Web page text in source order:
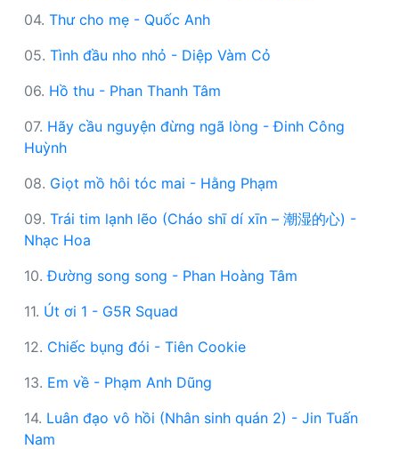
04. Thư cho mẹ - Quốc Anh
05. Tình đầu nho nhỏ - Diệp Vàm Cỏ
06. Hồ thu - Phan Thanh Tâm
07. Hãy cầu nguyện đừng ngã lòng - Đinh Công
Huỳnh
08. Giọt mồ hôi tóc mai - Hằng Phạm
09. Trái tim lạnh lẽo (Cháo shī dí xīn – 潮湿的心) -
Nhạc Hoa
10.Đường song song - Phan Hoàng Tâm
11. Út ơi 1 - G5R Squad
12. Chiếc bụng đói - Tiên Cookie
13. Em về - Phạm Anh Dũng
14. Luân đạo vô hồi (Nhân sinh quán 2) - Jin Tuấn
Nam